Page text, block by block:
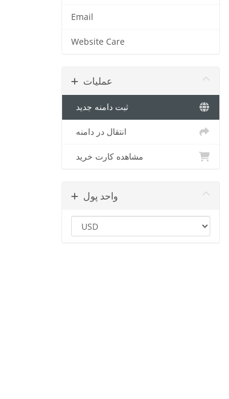
Email
Website Care
عملیات
ثبت دامنه جدید
انتقال در دامنه
مشاهده کارت خرید
واحد پول